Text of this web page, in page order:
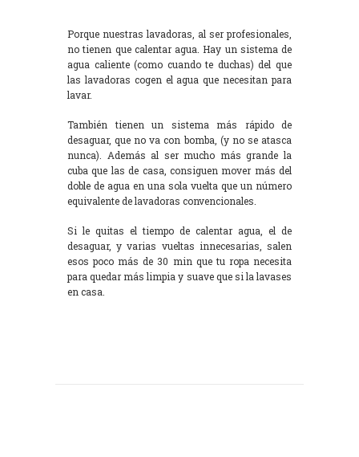
Porque nuestras lavadoras, al ser profesionales,
no tienen que calentar agua. Hay un sistema de
agua caliente (como cuando te duchas) del que
las lavadoras cogen el agua que necesitan para
lavar.
También tienen un sistema más rápido de
desaguar, que no va con bomba, (y no se atasca
nunca). Además al ser mucho más grande la
cuba que las de casa, consiguen mover más del
doble de agua en una sola vuelta que un número
equivalente de lavadoras convencionales.
Si le quitas el tiempo de calentar agua, el de
desaguar, y varias vueltas innecesarias, salen
esos poco más de 30 min que tu ropa necesita
para quedar más limpia y suave que si la lavases
en casa.